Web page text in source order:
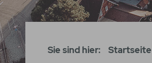
Sie sind hier: Startseite